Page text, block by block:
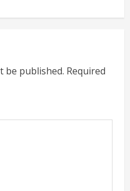
be published. Required